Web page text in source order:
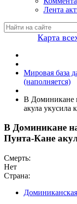
Лента
Карта
Мировая база
(наполняется)
В Доминикане
акула укусила
В Доминикане
Пунта-Кане
Смерть:
Нет
Страна: